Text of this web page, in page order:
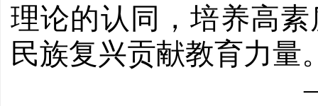
理论的认同，培养高
民族复兴贡献教育力量